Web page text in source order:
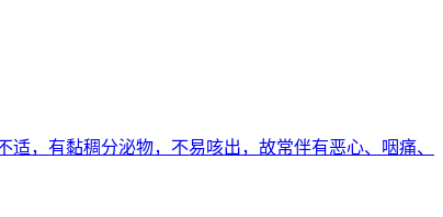
，有黏稠分泌物，不易咳出，故常伴有恶心、咽痛、